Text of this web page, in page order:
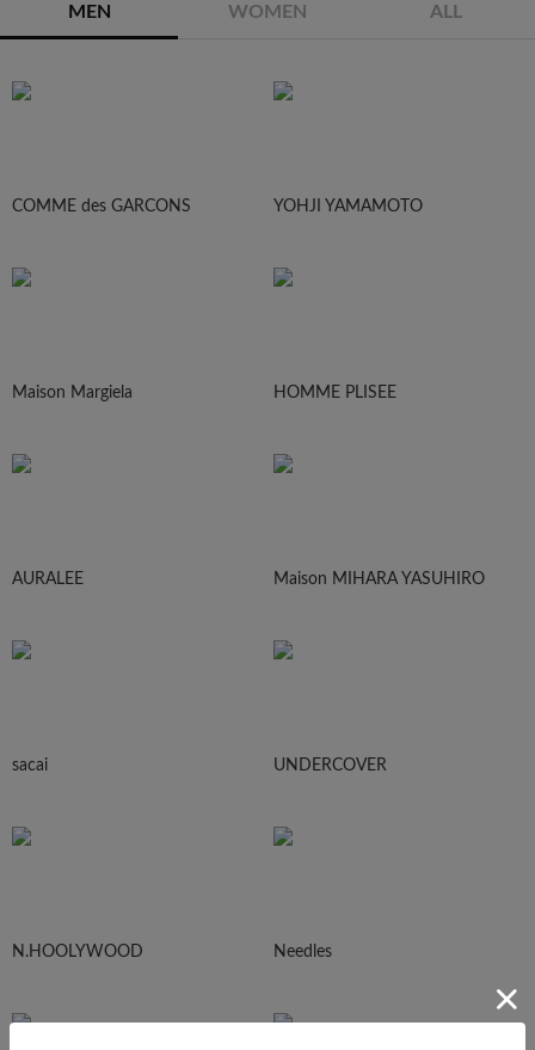
MEN WOMEN ALL
COMME des GARCONS YOHJI YAMAMOTO
Maison Margiela HOMME PLISEE
AURALEE Maison MIHARA YASUHIRO
sacai UNDERCOVER
N.HOOLYWOOD Needles